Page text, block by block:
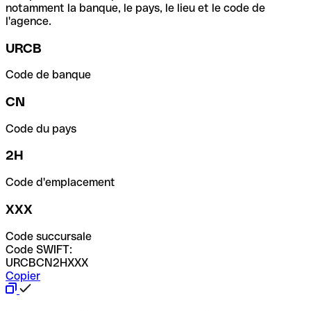
notamment la banque, le pays, le lieu et le code de
l'agence.
URCB
Code de banque
CN
Code du pays
2H
Code d'emplacement
XXX
Code succursale
Code SWIFT:
URCBCN2HXXX
Copier